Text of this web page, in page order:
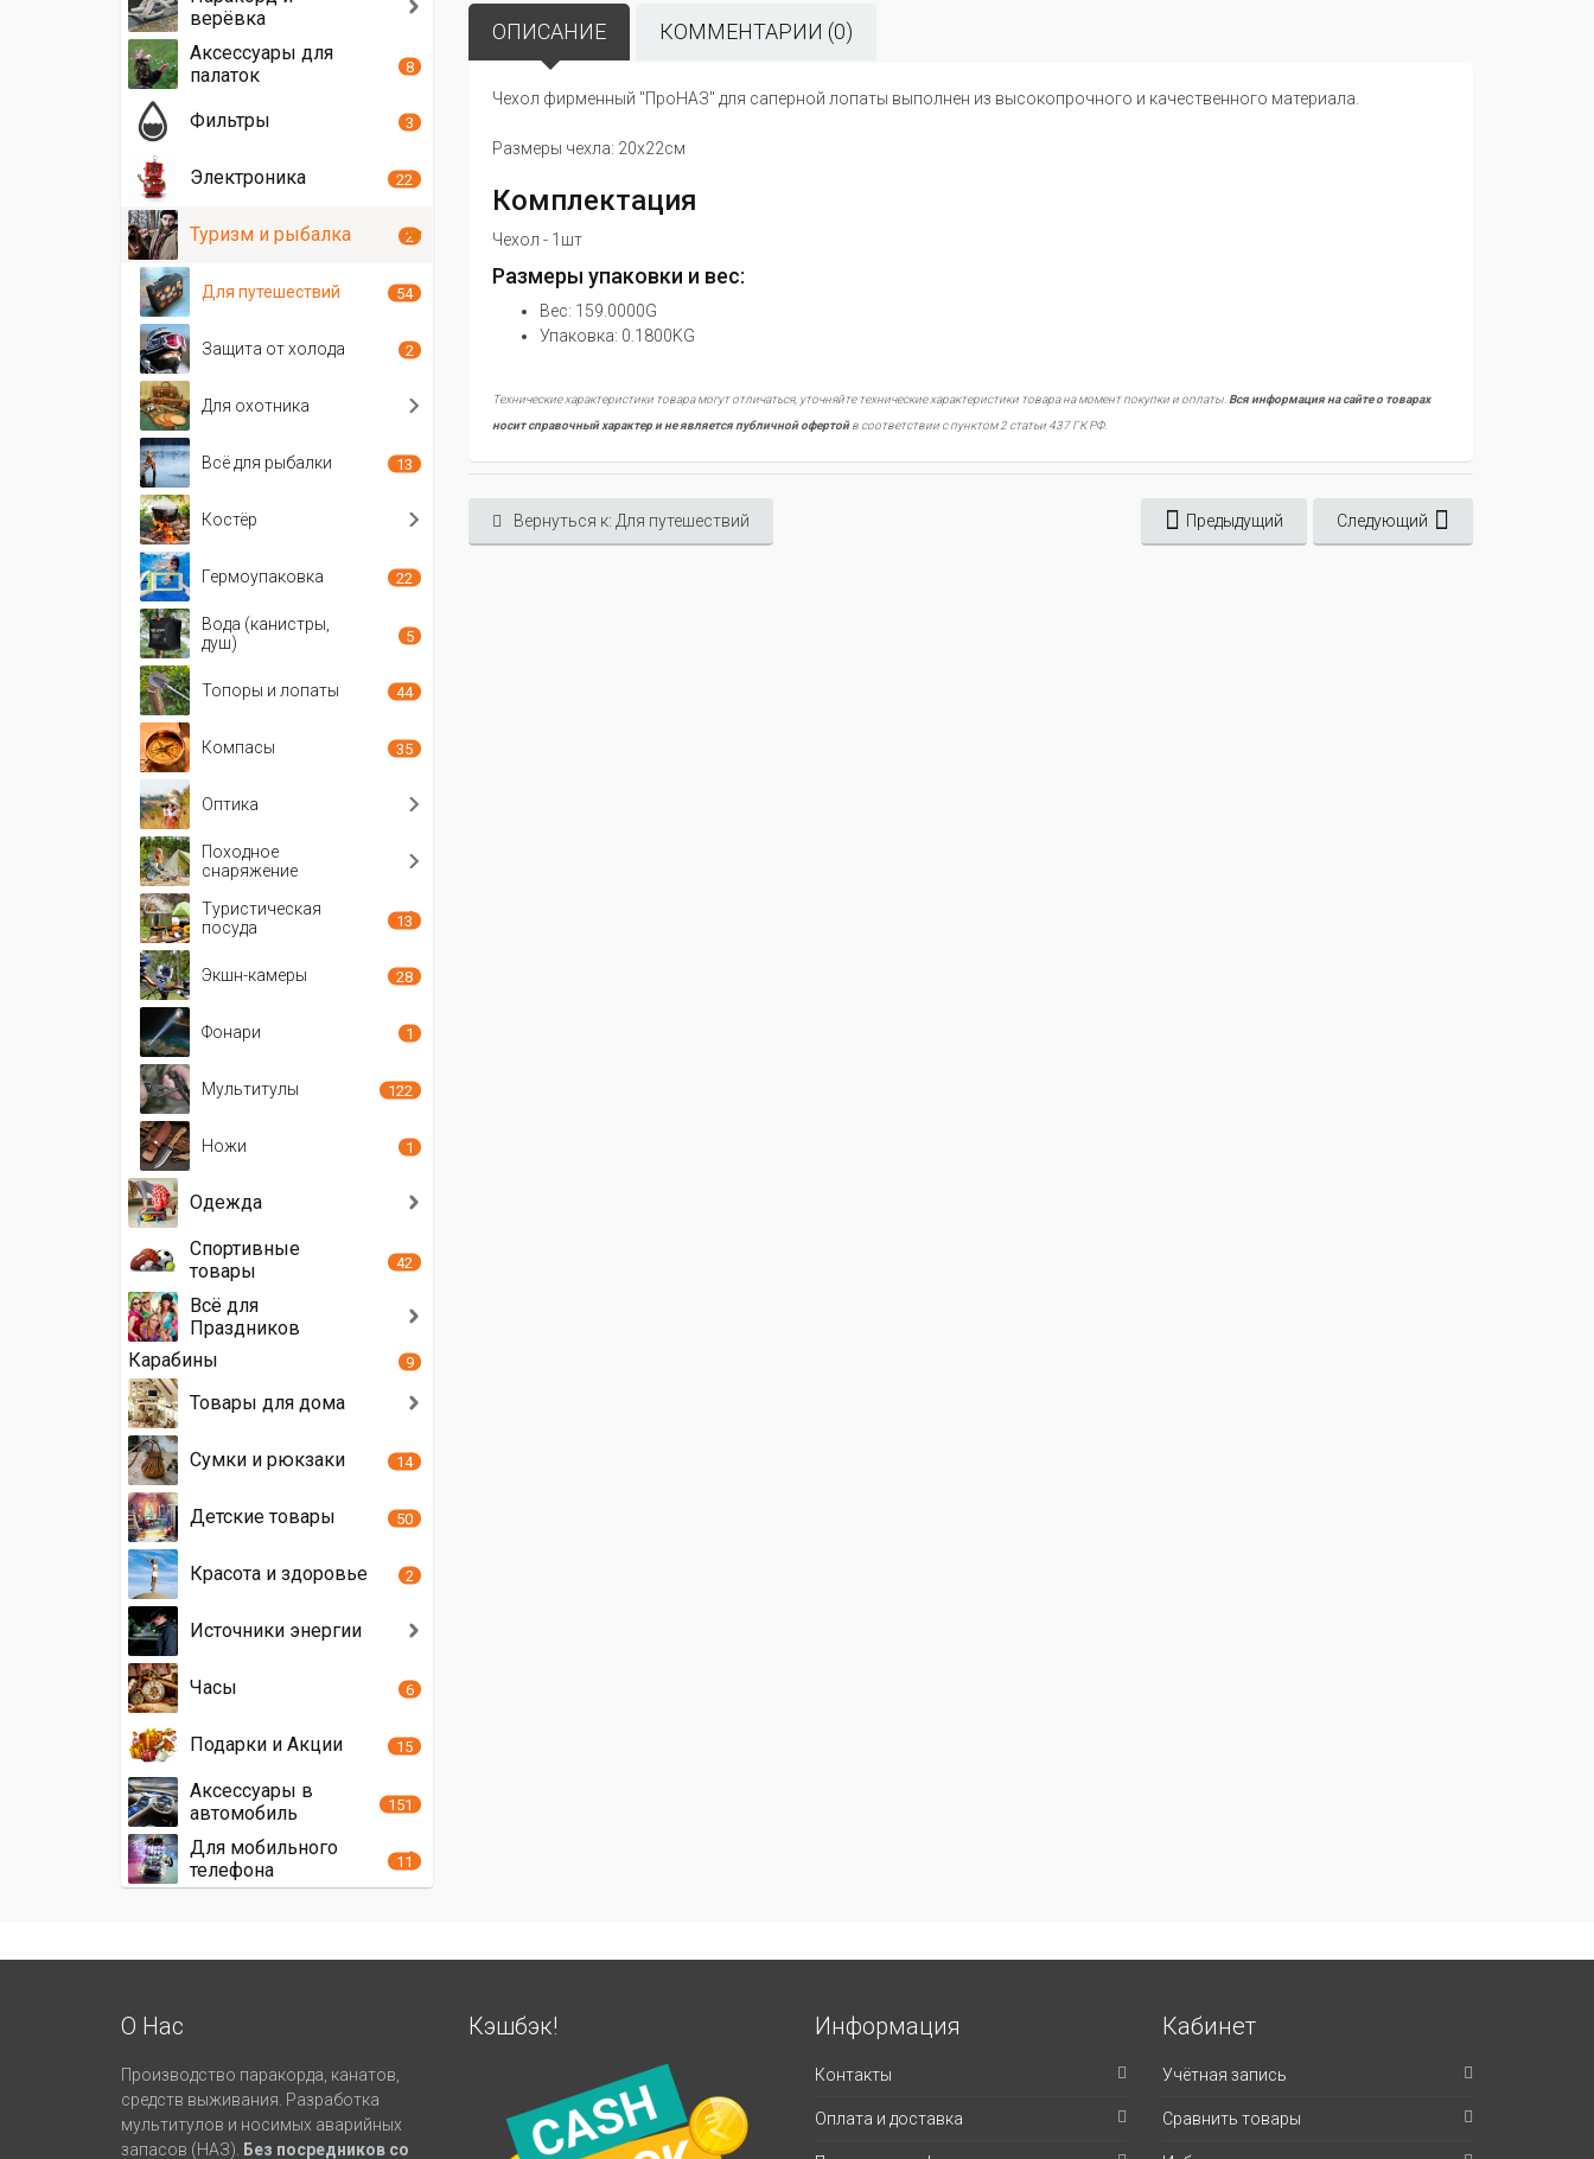
ОПИСАНИЕ КОММЕНТАРИИ (0)
Чехол фирменный "ПроНАЗ" для саперной лопаты выполнен из высокопрочного и качественного материала.
Размеры чехла: 20х22см
Комплектация
Чехол - 1шт
Размеры упаковки и вес:
Вес: 159.0000G
Упаковка: 0.1800KG
Технические характеристики товара могут отличаться, уточняйте технические характеристики товара на момент покупки и оплаты. Вся информация на сайте о товарах
носит справочный характер и не является публичной офертойв соответствии с пунктом 2 статьи 437 ГК РФ.
Вернуться к: Для путешествий Предыдущий Следующий
верёвка
Аксессуары для
палаток
8
Фильтры 3
Электроника 22
Туризм и рыбалка 2
Для путешествий 54
Защита от холода 2
Для охотника
Всё для рыбалки 13
Костёр
Гермоупаковка 22
Вода (канистры,
душ)
5
Топоры и лопаты 44
Компасы 35
Оптика
Походное
снаряжение
Туристическая
посуда
13
Экшн-камеры 28
Фонари 1
Мультитулы 122
Ножи 1
Одежда
Спортивные
товары
42
Всё для
Праздников
Карабины
9
Товары для дома
Сумки и рюкзаки 14
Детские товары 50
Красота и здоровье 2
Источники энергии
Часы 6
Подарки и Акции 15
Аксессуары в
автомобиль
151
Для мобильного
телефона
11
О Нас
Производство паракорда, канатов,
средств выживания. Разработка
мультитулов и носимых аварийных
запасов (НАЗ).
Без посредников со
Кэшбэк! Информация
Контакты
Оплата и доставка
Кабинет
Учётная запись
Сравнить товары